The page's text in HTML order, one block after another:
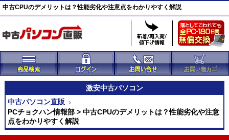
中古CPUのデメリットは？性能劣化や注意点をわかりやすく解説
激安中古パソコン
中古パソコン直販
PCチョクハン情報部 > 中古CPUのデメリットは？性能劣化や注意
点をわかりやすく解説